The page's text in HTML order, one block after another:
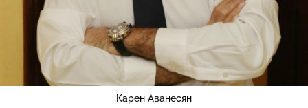
Карен Аванесян